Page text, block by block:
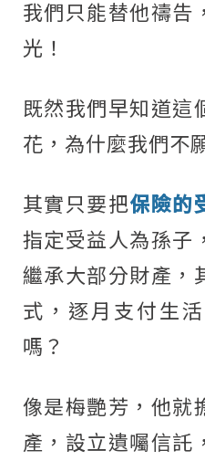
我們只能替他禱告
光！
既然我們早知道這
花，為什麼我們不
其實只要把保險的
指定受益人為孫子
繼承大部分財產，
式，逐月支付生
嗎？
像是梅艷芳，他就
產，設立遺囑信託